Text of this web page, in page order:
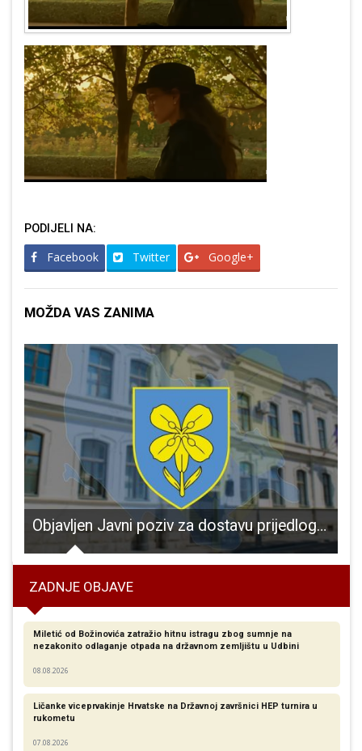
PODIJELI NA:
Facebook Twitter Google+
MOŽDA VAS ZANIMA
Objavljen Javni poziv za dostavu prijedloga za dodjelu javnih priznanja Ličko-senjske županije za 2024. godinu
ZADNJE OBJAVE
Miletić od Božinovića zatražio hitnu istragu zbog sumnje na
nezakonito odlaganje otpada na državnom zemljištu u Udbini
08.08.2026
Ličanke viceprvakinje Hrvatske na Državnoj završnici HEP turnira u
rukometu
07.08.2026